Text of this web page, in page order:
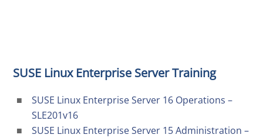
SUSE Linux Enterprise Server Training
SUSE Linux Enterprise Server 16 Operations –
SLE201v16
SUSE Linux Enterprise Server 15 Administration –